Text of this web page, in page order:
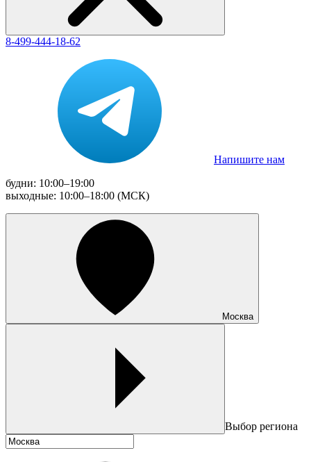
8-499-444-18-62
Напишите нам
будни: 10:00–19:00
выходные: 10:00–18:00 (МСК)
Москва
Выбор региона